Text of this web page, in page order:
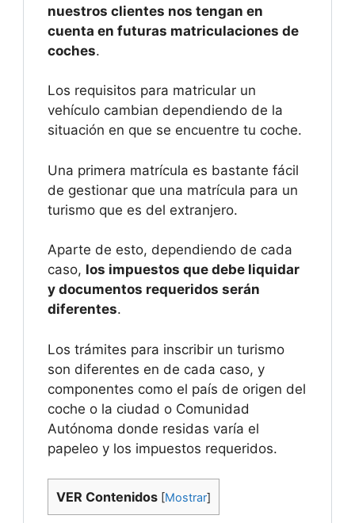
nuestros clientes nos tengan en
cuenta en futuras matriculaciones de
coches.
Los requisitos para matricular un
vehículo cambian dependiendo de la
situación en que se encuentre tu coche.
Una primera matrícula es bastante fácil
de gestionar que una matrícula para un
turismo que es del extranjero.
Aparte de esto, dependiendo de cada
caso, los impuestos que debe liquidar
y documentos requeridos serán
diferentes.
Los trámites para inscribir un turismo
son diferentes en de cada caso, y
componentes como el país de origen del
coche o la ciudad o Comunidad
Autónoma donde residas varía el
papeleo y los impuestos requeridos.
VER Contenidos [Mostrar]